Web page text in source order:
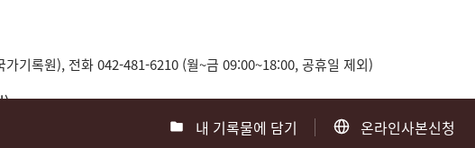
내 기록물에 담기 온라인사본신청
기록원), 전화 042-481-6210 (월~금 09:00~18:00, 공휴일 제외)
)
부산 051-550-8023 광주 062-975-5791